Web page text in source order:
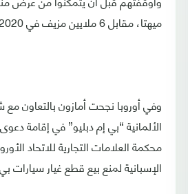
ميهتا، مقابل 6 ملايين مزيف في 2020.
وفي أوروبا نجحت أمازون بالتعاون
الألمانية “بي إم دبليو” في إقامة
محكمة العلامات التجارية للاتحاد
الإسبانية لمنع بيع قطع غيار سيارات